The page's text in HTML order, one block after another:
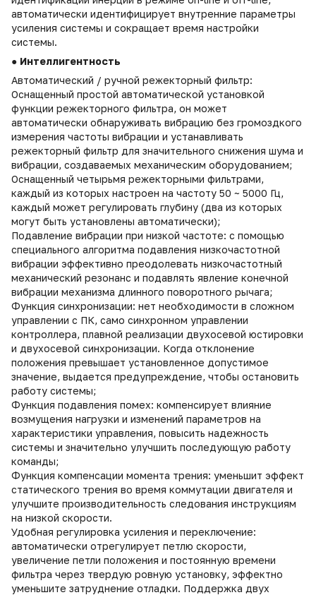
автоматически идентифицирует внутренние параметры
усиления системы и сокращает время настройки
системы.
● Интеллигентность
Автоматический / ручной режекторный фильтр:
Оснащенный простой автоматической установкой
функции режекторного фильтра, он может
автоматически обнаруживать вибрацию без громоздкого
измерения частоты вибрации и устанавливать
режекторный фильтр для значительного снижения шума и
вибрации, создаваемых механическим оборудованием;
Оснащенный четырьмя режекторными фильтрами,
каждый из которых настроен на частоту 50 ~ 5000 Гц,
каждый может регулировать глубину (два из которых
могут быть установлены автоматически);
Подавление вибрации при низкой частоте: с помощью
специального алгоритма подавления низкочастотной
вибрации эффективно преодолевать низкочастотный
механический резонанс и подавлять явление конечной
вибрации механизма длинного поворотного рычага;
Функция синхронизации: нет необходимости в сложном
управлении с ПК, само синхронном управлении
контроллера, плавной реализации двухосевой юстировки
и двухосевой синхронизации. Когда отклонение
положения превышает установленное допустимое
значение, выдается предупреждение, чтобы остановить
работу системы;
Функция подавления помех: компенсирует влияние
возмущения нагрузки и изменений параметров на
характеристики управления, повысить надежность
системы и значительно улучшить последующую работу
команды;
Функция компенсации момента трения: уменьшит эффект
статического трения во время коммутации двигателя и
улучшите производительность следования инструкциям
на низкой скорости.
Удобная регулировка усиления и переключение:
автоматически отрегулирует петлю скорости,
увеличение петли положения и постоянную времени
фильтра через твердую ровную установку, эффектно
уменьшите затруднение отладки. Поддержка двух